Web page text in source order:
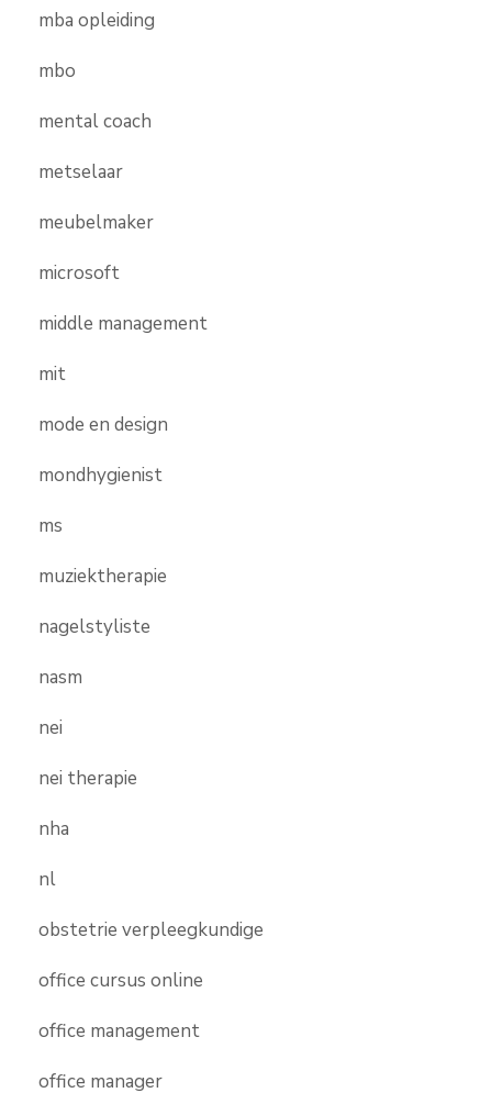
mba opleiding
mbo
mental coach
metselaar
meubelmaker
microsoft
middle management
mit
mode en design
mondhygienist
ms
muziektherapie
nagelstyliste
nasm
nei
nei therapie
nha
nl
obstetrie verpleegkundige
office cursus online
office management
office manager